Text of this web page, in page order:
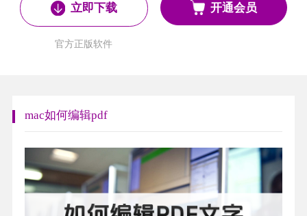
立即下载
官方正版软件
开通会员
mac如何编辑pdf